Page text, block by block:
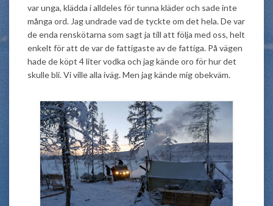
var unga, klädda i alldeles för tunna kläder och sade inte
många ord. Jag undrade vad de tyckte om det hela. De var
de enda renskötarna som sagt ja till att följa med oss, helt
enkelt för att de var de fattigaste av de fattiga. På vägen
hade de köpt 4 liter vodka och jag kände oro för hur det
skulle bli. Vi ville alla iväg. Men jag kände mig obekväm.